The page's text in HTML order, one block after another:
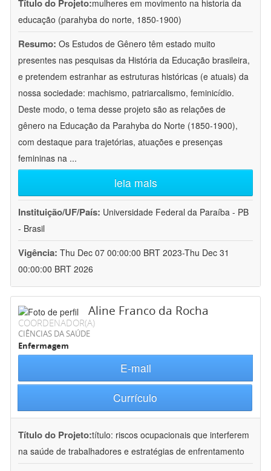
Título do Projeto:mulheres em movimento na historia da
educação (parahyba do norte, 1850-1900)
Resumo: Os Estudos de Gênero têm estado muito
presentes nas pesquisas da História da Educação brasileira,
e pretendem estranhar as estruturas históricas (e atuais) da
nossa sociedade: machismo, patriarcalismo, feminicídio.
Deste modo, o tema desse projeto são as relações de
gênero na Educação da Parahyba do Norte (1850-1900),
com destaque para trajetórias, atuações e presenças
femininas na ...
leia mais
Instituição/UF/País: Universidade Federal da Paraíba - PB
- Brasil
Vigência: Thu Dec 07 00:00:00 BRT 2023-Thu Dec 31
00:00:00 BRT 2026
Aline Franco da Rocha
COORDENADOR(A)
CIÊNCIAS DA SAÚDE
Enfermagem
E-mail
Currículo
Título do Projeto:título: riscos ocupacionais que interferem
na saúde de trabalhadores e estratégias de enfrentamento